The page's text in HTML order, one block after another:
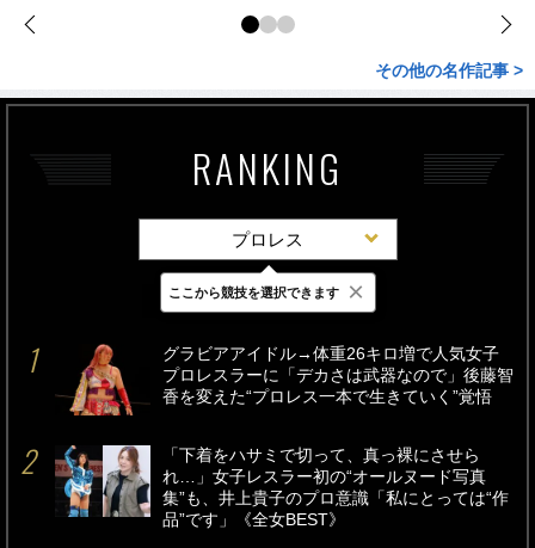
その他の名作記事 >
RANKING
プロレス
最新 24時間 週間
グラビアアイドル→体重26キロ増で人気女子
プロレスラーに「デカさは武器なので」後藤智
香を変えた“プロレス一本で生きていく”覚悟
「下着をハサミで切って、真っ裸にさせら
れ…」女子レスラー初の“オールヌード写真
集”も、井上貴子のプロ意識「私にとっては“作
品”です」《全女BEST》
ここから競技を選択できます ×